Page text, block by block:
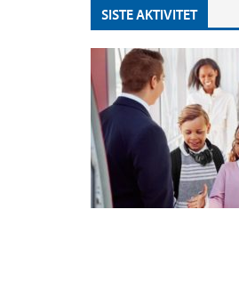
SISTE AKTIVITET